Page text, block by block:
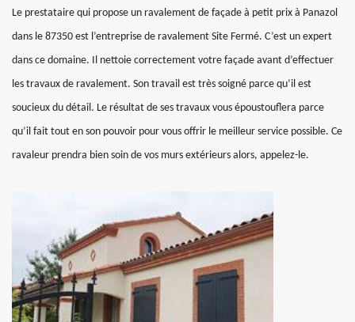
Le prestataire qui propose un ravalement de façade à petit prix à Panazol
dans le 87350 est l’entreprise de ravalement Site Fermé. C’est un expert
dans ce domaine. Il nettoie correctement votre façade avant d’effectuer
les travaux de ravalement. Son travail est très soigné parce qu’il est
soucieux du détail. Le résultat de ses travaux vous époustouflera parce
qu’il fait tout en son pouvoir pour vous offrir le meilleur service possible. Ce
ravaleur prendra bien soin de vos murs extérieurs alors, appelez-le.